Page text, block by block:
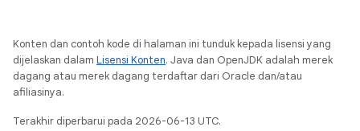
Konten dan contoh kode di halaman ini tunduk kepada lisensi yang
dijelaskan dalam Lisensi Konten. Java dan OpenJDK adalah merek
dagang atau merek dagang terdaftar dari Oracle dan/atau
afiliasinya.
Terakhir diperbarui pada 2026-06-13 UTC.